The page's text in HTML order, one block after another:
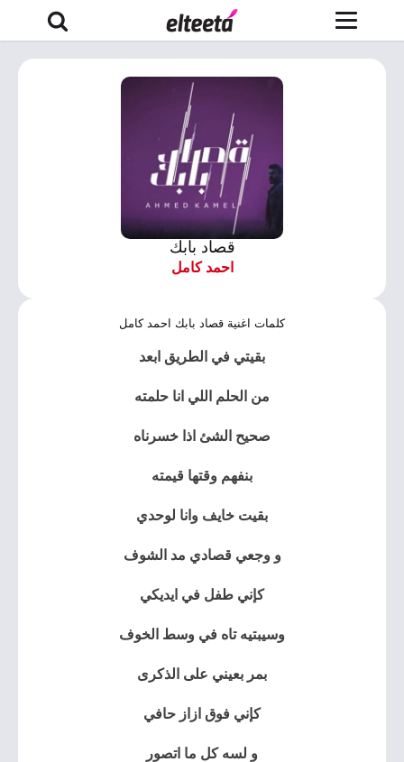
قصاد بابك
احمد كامل
كلمات اغنية قصاد بابك احمد كامل
بقيتي في الطريق ابعد
من الحلم اللي انا حلمته
صحيح الشئ اذا خسرناه
بنفهم وقتها قيمته
بقيت خايف وانا لوحدي
و وجعي قصادي مد الشوف
كإني طفل في ايديكي
وسيبتيه تاه في وسط الخوف
بمر بعيني على الذكرى
كإني فوق ازاز حافي
و لسه كل ما اتصور